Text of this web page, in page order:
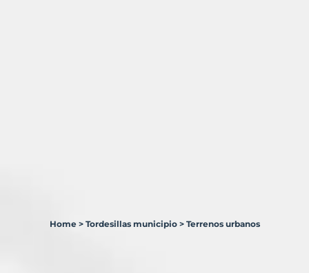
Home > Tordesillas municipio > Terrenos urbanos